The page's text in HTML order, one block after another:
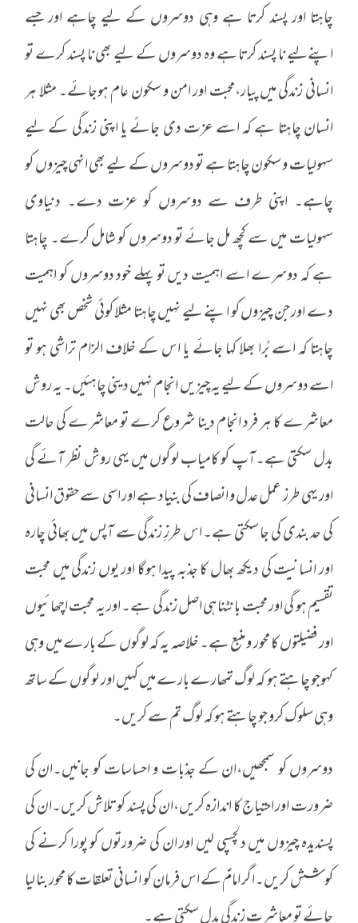
چاہتا اور پسند کرتا ہے وہی دوسروں کے لیے چاہے اور جسے
اپنےلیے نا پسند کرتا ہے وہ دوسروں کے لیے بھی نا پسند کرے تو
انسانی زندگی میں پیار،محبت اور امن و سکون عام ہوجائے۔ مثلا ہر
انسان چاہتا ہے کہ اسے عزت دی جائے یا اپنی زندگی کے لیے
سہولیات و سکون چاہتا ہے تو دوسروں کے لیے بھی انہی چیزوں کو
چاہے۔ اپنی طرف سے دوسروں کو عزت دے۔ دنیاوی
سہولیات میں سے کچھ مل جائے تو دوسروں کو شامل کرے۔ چاہتا
ہے کہ دوسرے اسے اہمیت دیں تو پہلے خود دوسروں کو اہمیت
دے اور جن چیزوں کو اپنے لیے نہیں چاہتا مثلا کوئی شخص بھی نہیں
چاہتا کہ اسے بُرا بھلا کہا جائے یا اس کے خلاف الزام تراشی ہو تو
اسے دوسروں کے لیے یہ چیزیں انجام نہیں دینی چاہئیں۔ یہ روش
معاشرے کا ہر فرد انجام دینا شروع کرے تو معاشرے کی حالت
بدل سکتی ہے۔آپ کو کامیاب لوگوں میں یہی روش نظر آئے گی
اور یہی طرز عمل عدل و انصاف کی بنیاد ہے اور اسی سے حقوق انسانی
کی حد بندی کی جا سکتی ہے۔ اس طرزِ زندگی سے آپس میں بھائی چارہ
اور انسانیت کی دیکھ بھال کا جذبہ پیدا ہوگا اور یوں زندگی میں محبت
تقسیم ہو گی اور محبت بانٹنا ہی اصل زندگی ہے۔ اور یہ محبت اچھائیوں
اور فضیلتوں کا محور و منبع ہے۔ خلاصہ یہ کہ لوگوں کے بارے میں وہی
کہوجو چاہتے ہو کہ لوگ تمھارے بارے میں کہیں اور لوگوں کے ساتھ
وہی سلوک کرو جو چاہتے ہو کہ لوگ تم سے کریں۔
دوسروں کو سمجھیں،ان کے جذبات و احساسات کو جانیں۔ان کی
ضرورت اور احتیاج کا اندازہ کریں،ان کی پسند کو تلاش کریں۔ان کی
پسندیدہ چیزوں میں دلچسپی لیں اور ان کی ضرورتوں کو پورا کرنے کی
کوشش کریں۔اگر امامؑ کے اس فرمان کو انسانی تعلقات کا محور بنا لیا